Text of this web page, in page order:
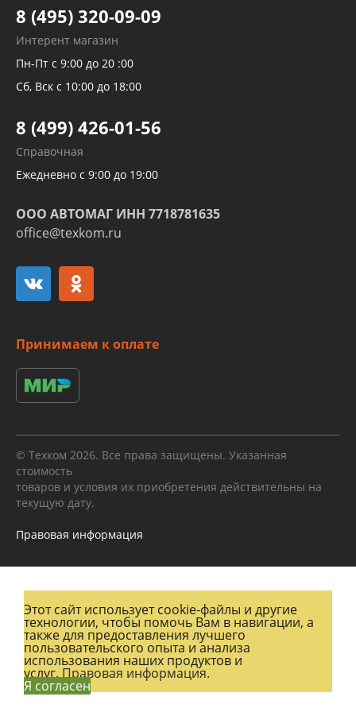
Тормозных трубок
Рукавов гидроусилителей
Рукавов компрессоров и турбин
Трубок кондиционеров
Развертка пайка медных стальных
алюминиевых трубок и штуцеров
8 (495) 320-09-09
Интерент магазин
Пн-Пт с 9:00 до 20 :00
Сб, Вск с 10:00 до 18:00
8 (499) 426-01-56
Справочная
Ежедневно с 9:00 до 19:00
ООО АВТОМАГ ИНН 7718781635
office@texkom.ru
Принимаем к оплате
© Техком 2026. Все права защищены. Указанная
стоимость
товаров и условия их приобретения действительны на
текущую дату.
Правовая информация
Этот сайт использует cookie-файлы и другие
технологии, чтобы помочь Вам в навигации, а
также для предоставления лучшего
пользовательского опыта и анализа
использования наших продуктов и
услуг.Правовая информация.
Я согласен